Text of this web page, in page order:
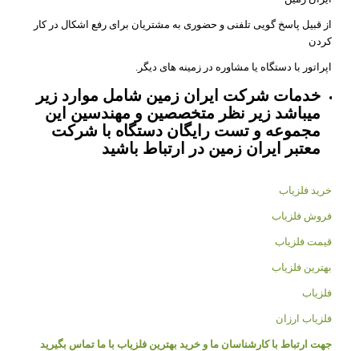
از قبیل پاسخ گویی تلفنی و حضوری به مشتریان برای رفع اشکال در کار
کردن
اپراتور با دستگاه یا مشاوره در زمینه های دیگر.
خدمات شرکت ایران زمین شامل موارد زیر
میباشد زیر نظر متخصصین و مهندسین این
مجموعه و تست رایگان دستگاه با شرکت
معتبر ایران زمین در ارتباط باشید
خرید فلزیاب
فروش فلزیاب
قیمت فلزیاب
بهترین فلزیاب
فلزیاب
فلزیاب ارزان
جهت ارتباط با کارشناسان ما و خرید بهترین فلزیاب با ما تماس بگیرید